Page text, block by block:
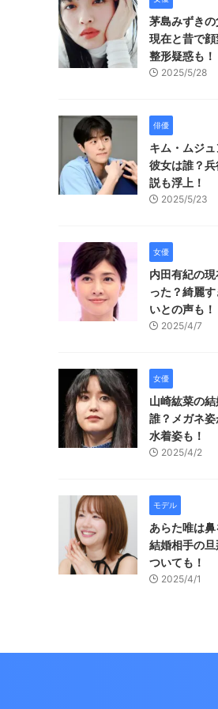
茅島みずき
現在と昔で
整形疑惑も！
2025/5/28
俳優
キム・ムジ
彼女は誰？
説も浮上！
2025/5/23
女優
内田有紀の
った？綺麗
いとの声も！
2025/4/7
女優
山崎紘菜の
誰？メガネ姿
水着姿も！
2025/4/2
モデル
あらた唯は
結婚相手の
ついても！
2025/4/1